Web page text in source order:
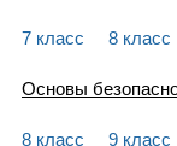
7 класс 8 класс
Основы
8 класс 9 класс